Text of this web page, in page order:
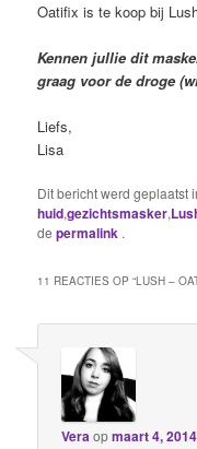
Oatifix is te koop bij
Kennen jullie dit
graag voor de droge
Liefs,
Lisa
Dit bericht werd geplaatst
huid,gezichtsmasker,
depermalink .
11 REACTIES OP “LUSH –
Veraopmaart 4,